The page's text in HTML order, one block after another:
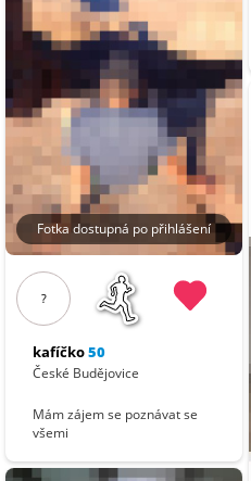
Fotka dostupná po přihlášení
?
kafíčko50
České Budějovice
Mám zájem se poznávat se
všemi